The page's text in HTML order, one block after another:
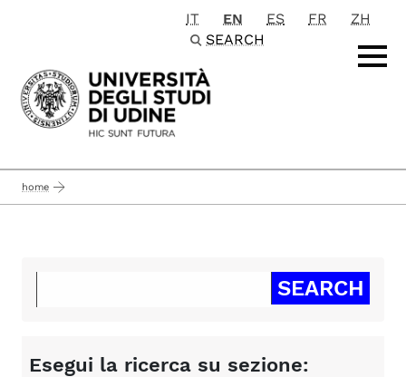
Passa al contenuto principale
IT EN ES FR
ZH
SEARCH
home
Esegui la ricerca su sezione: